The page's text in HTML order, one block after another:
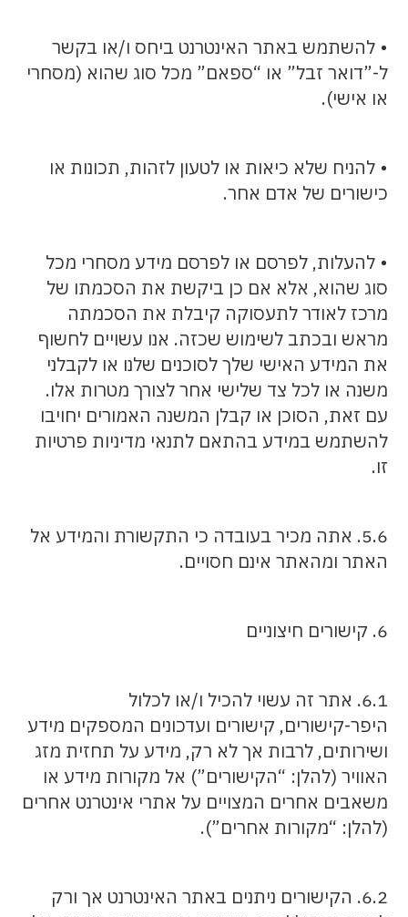
• להשתמש באתר האינטרנט ביחס ו/או בקשר
ל-”דואר זבל” או “ספאם” מכל סוג שהוא (מסחרי
או אישי).
• להניח שלא כיאות או לטעון לזהות, תכונות או
כישורים של אדם אחר.
• להעלות, לפרסם או לפרסם מידע מסחרי מכל
סוג שהוא, אלא אם כן ביקשת את הסכמתו של
מרכז לאודר לתעסוקה קיבלת את הסכמתה
מראש ובכתב לשימוש שכזה. אנו עשויים לחשוף
את המידע האישי שלך לסוכנים שלנו או לקבלני
משנה או לכל צד שלישי אחר לצורך מטרות אלו.
עם זאת, הסוכן או קבלן המשנה האמורים יחויבו
להשתמש במידע בהתאם לתנאי מדיניות פרטיות
זו.
5.6. אתה מכיר בעובדה כי התקשורת והמידע אל
האתר ומהאתר אינם חסויים.
6. קישורים חיצוניים
6.1. אתר זה עשוי להכיל ו/או לכלול
היפר-קישורים, קישורים ועדכונים המספקים מידע
ושירותים, לרבות אך לא רק, מידע על תחזית מזג
האוויר (להלן: “הקישורים”) אל מקורות מידע או
משאבים אחרים המצויים על אתרי אינטרנט אחרים
(להלן: “מקורות אחרים”).
6.2. הקישורים ניתנים באתר האינטרנט אך ורק